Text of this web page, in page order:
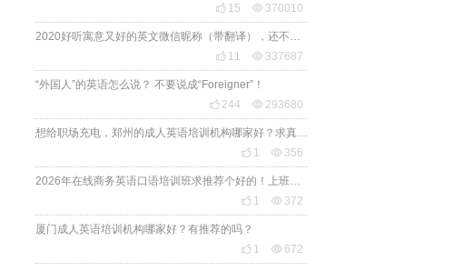
 15  370010
 11  337687
“外国人”的英语怎么说？ 不要说成“Foreigner”！
 244  293680
 1  356
 1  372
厦门成人英语培训机构哪家好？有推荐的吗？
 1  672